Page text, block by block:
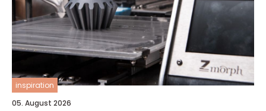
inspiration
05. August 2026